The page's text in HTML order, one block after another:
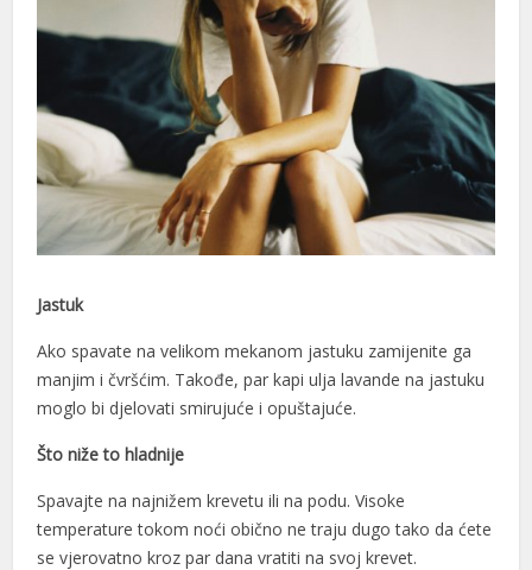
Jastuk
Ako spavate na velikom mekanom jastuku zamijenite ga
manjim i čvršćim. Takođe, par kapi ulja lavande na jastuku
moglo bi djelovati smirujuće i opuštajuće.
Što niže to hladnije
Spavajte na najnižem krevetu ili na podu. Visoke
temperature tokom noći obično ne traju dugo tako da ćete
se vjerovatno kroz par dana vratiti na svoj krevet.